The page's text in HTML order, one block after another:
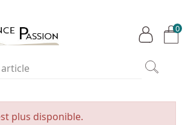
0
plus disponible.